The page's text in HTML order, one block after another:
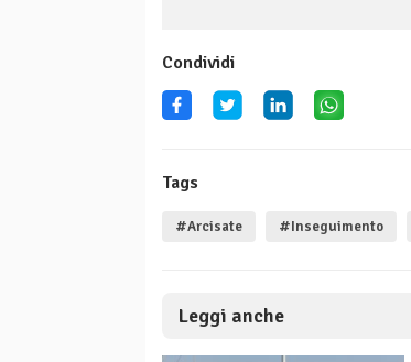
Condividi
Tags
#Arcisate #Inseguimento
Leggi anche